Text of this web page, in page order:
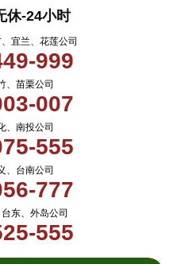
休-24小时
宜兰、花莲公司
999
、苗栗公司
007
、南投公司
555
、台南公司
777
东、外岛公司
555